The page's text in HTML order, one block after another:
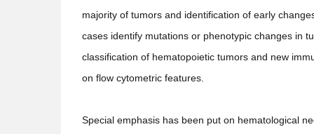
majority of tumors and identification of early
cases identify mutations or phenotypic changes in
classification of hematopoietic tumors and new
on flow cytometric features.
Special emphasis has been put on hematological